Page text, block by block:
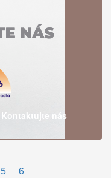
Kontaktujte nás
5 6